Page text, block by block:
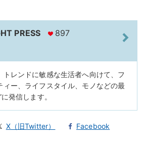
PRESS 897
トレンドに敏感な生活者へ向けて、フ
ィー、ライフスタイル、モノなどの最
発信します。
X（旧Twitter） Facebook